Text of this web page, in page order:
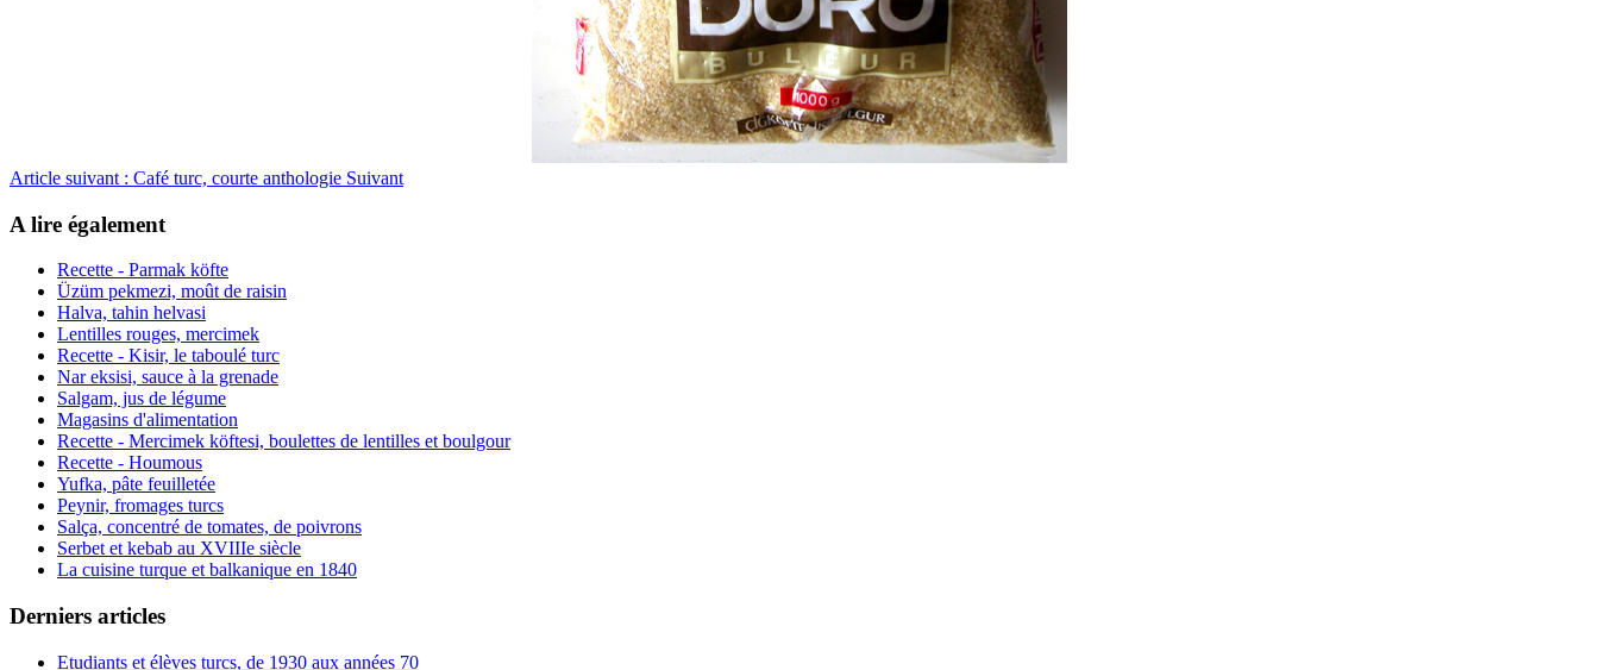
Article suivant : Café turc, courte anthologie Suivant
A lire également
Recette - Parmak köfte
Üzüm pekmezi, moût de raisin
Halva, tahin helvasi
Lentilles rouges, mercimek
Recette - Kisir, le taboulé turc
Nar eksisi, sauce à la grenade
Salgam, jus de légume
Magasins d'alimentation
Recette - Mercimek köftesi, boulettes de lentilles et boulgour
Recette - Houmous
Yufka, pâte feuilletée
Peynir, fromages turcs
Salça, concentré de tomates, de poivrons
Serbet et kebab au XVIIIe siècle
La cuisine turque et balkanique en 1840
Derniers articles
Etudiants et élèves turcs, de 1930 aux années 70